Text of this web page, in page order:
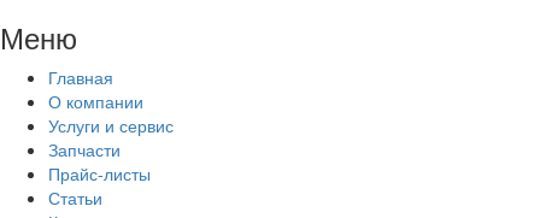
Меню
Главная
О компании
Услуги и сервис
Запчасти
Прайс-листы
Статьи